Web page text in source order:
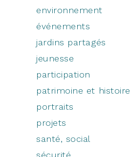
environnement
événements
jardins partagés
jeunesse
participation
patrimoine et histoire
portraits
projets
santé, social